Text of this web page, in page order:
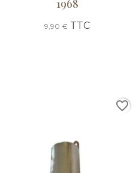
1968
9,90 € TTC
favorite_border